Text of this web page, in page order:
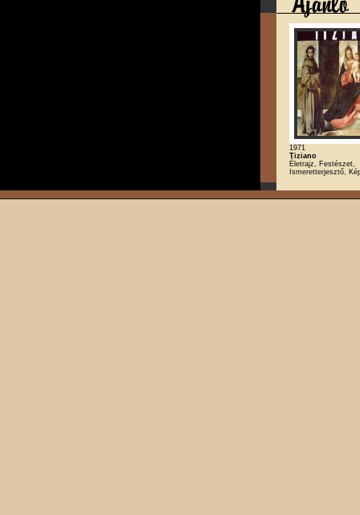
1971
Tiziano
Életrajz, Festészet,
Ismeretterjesztő,